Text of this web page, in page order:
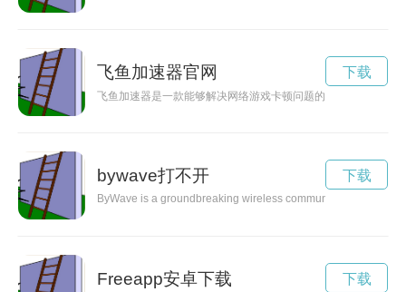
飞鱼加速器官网
飞鱼加速器是一款能够解决网络游戏卡顿问题的VPN工具，通
下载
bywave打不开
ByWave is a groundbreaking wireless communication
下载
Freeapp安卓下载 下载